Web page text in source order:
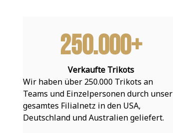
250.000+
Verkaufte Trikots
Wir haben über 250.000 Trikots an
Teams und Einzelpersonen durch unser
gesamtes Filialnetz in den USA,
Deutschland und Australien geliefert.